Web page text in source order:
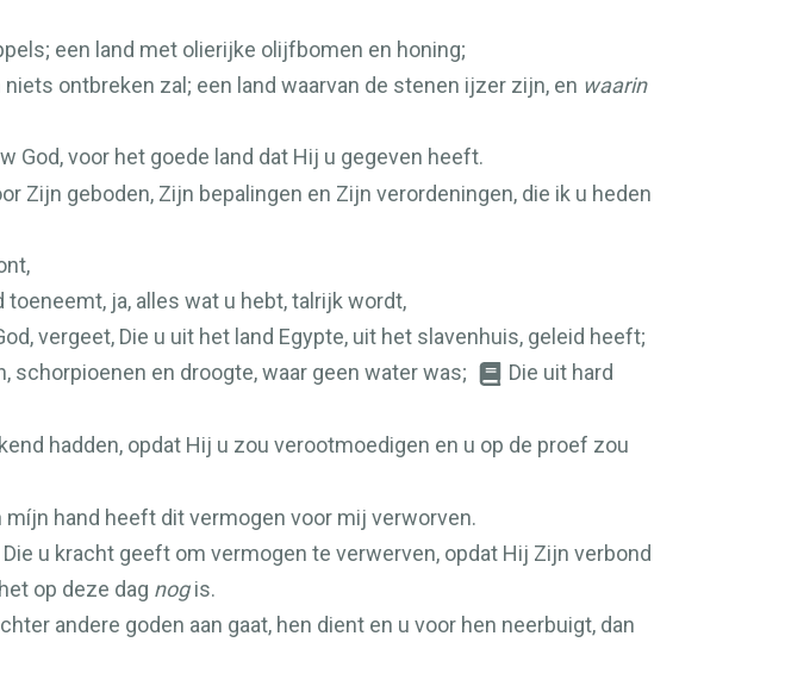
een land met olierijke olijfbomen en honing;
ontbreken zal; een land waarvan de stenen ijzer zijn, en waarin
God, voor het goede land dat Hij u gegeven heeft.
Zijn geboden, Zijn bepalingen en Zijn verordeningen, die ik u heden
ja, alles wat u hebt, talrijk wordt,
vergeet, Die u uit het land Egypte, uit het slavenhuis, geleid heeft;
en droogte, waar geen water was;
Die uit hard
hadden, opdat Hij u zou verootmoedigen en u op de proef zou
hand heeft dit vermogen voor mij verworven.
u kracht geeft om vermogen te verwerven, opdat Hij Zijn verbond
op deze dag nogis.
andere goden aan gaat, hen dient en u voor hen neerbuigt, dan